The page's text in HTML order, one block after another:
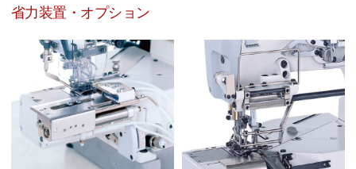
省力装置・オプション